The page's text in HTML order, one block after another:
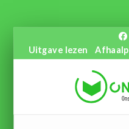
Uitgave lezen